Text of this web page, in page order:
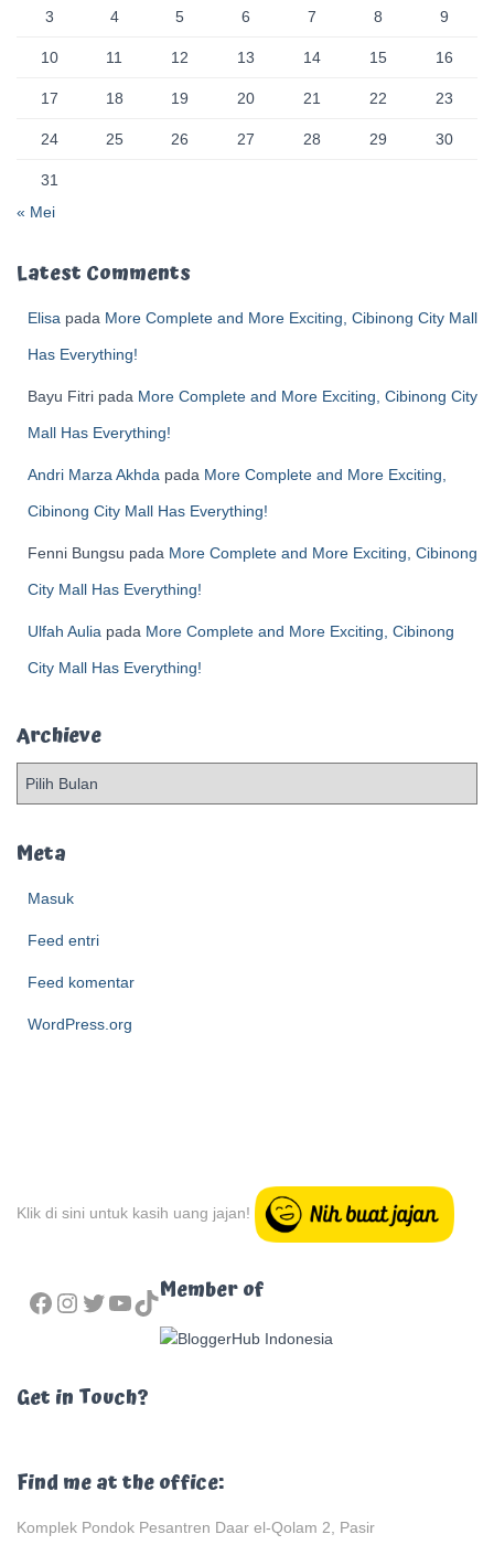
3 4 5 6 7 8 9
10 11 12 13 14 15 16
17 18 19 20 21 22 23
24 25 26 27 28 29 30
31
« Mei
Latest Comments
Elisa pada More Complete and More Exciting, Cibinong City Mall
Has Everything!
Bayu Fitri pada More Complete and More Exciting, Cibinong City
Mall Has Everything!
Andri Marza Akhda pada More Complete and More Exciting,
Cibinong City Mall Has Everything!
Fenni Bungsu pada More Complete and More Exciting, Cibinong
City Mall Has Everything!
Ulfah Aulia pada More Complete and More Exciting, Cibinong
City Mall Has Everything!
Archieve
h
Meta
Masuk
Feed entri
Feed komentar
WordPress.org
Klik di sini untuk kasih uang jajan!
FACEBOOK INSTAGRAM TWITTER YOUTUBE TIKTOK
Member of
Get in Touch?
Find me at the office:
Komplek Pondok Pesantren Daar el-Qolam 2, Pasir